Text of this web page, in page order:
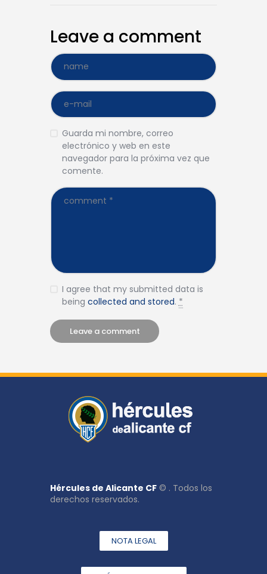
Leave a comment
Guarda mi nombre, correo
electrónico y web en este
navegador para la próxima vez que
comente.
I agree that my submitted data is
being collected and stored.*
Hércules de Alicante CF © . Todos los
derechos reservados.
NOTA LEGAL